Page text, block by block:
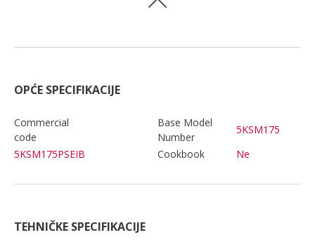
OPĆE SPECIFIKACIJE
Commercial
code
5KSM175PSEIB
Base Model
Number
5KSM175
Cookbook
Ne
TEHNIČKE SPECIFIKACIJE